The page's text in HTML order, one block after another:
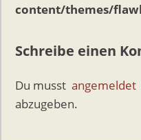
content/themes/
Schreibe einen
Du musst angemeldet
abzugeben.